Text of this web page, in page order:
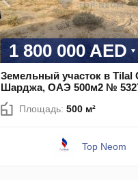
1 800 000 AED
Земельный участок в Tilal
Шарджа, ОАЭ 500м2 №
Площадь: 500 м²
Top Neom